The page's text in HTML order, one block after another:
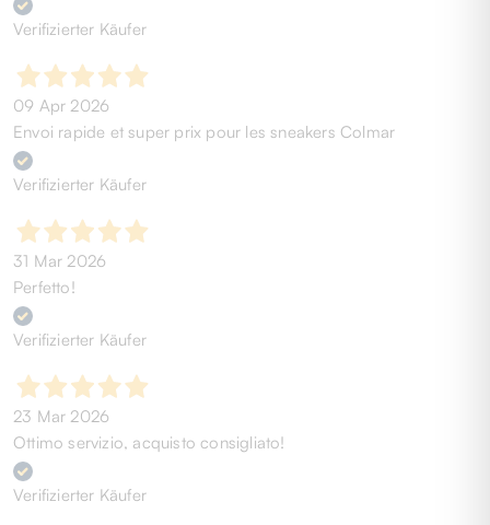
Verifizierter Käufer
09 Apr 2026
Envoi rapide et super prix pour les sneakers Colmar
Verifizierter Käufer
31 Mar 2026
Perfetto!
Verifizierter Käufer
23 Mar 2026
Ottimo servizio, acquisto consigliato!
Verifizierter Käufer